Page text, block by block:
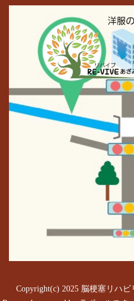
Copyright(c) 2025 脳梗塞リハ